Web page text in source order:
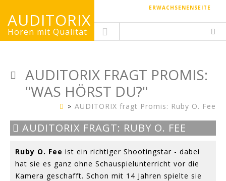
ERWACHSENENSEITE
AUDITORIX
Hören mit Qualität
AUDITORIX FRAGT PROMIS:
"WAS HÖRST DU?"
KinderseiteAUDITORIX fragt Promis: Ruby O. Fee
AUDITORIX FRAGT: RUBY O. FEE
Ruby O. Fee ist ein richtiger Shootingstar - dabei
hat sie es ganz ohne Schauspielunterricht vor die
Kamera geschafft. Schon mit 14 Jahren spielte sie